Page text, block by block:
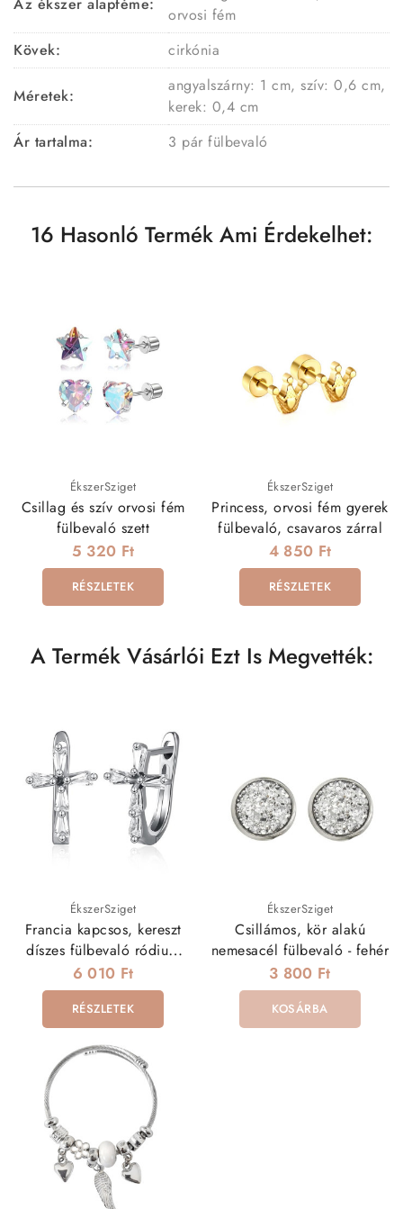
orvosi fém
Kövek:
cirkónia
Méretek:
angyalszárny: 1 cm, szív: 0,6 cm,
kerek: 0,4 cm
Ár tartalma:
3 pár fülbevaló
16 Hasonló Termék Ami Érdekelhet:
ÉkszerSziget
Csillag és szív orvosi fém
fülbevaló szett
5 320 Ft
RÉSZLETEK
ÉkszerSziget
Princess, orvosi fém gyerek
fülbevaló, csavaros zárral
4 850 Ft
RÉSZLETEK
A Termék Vásárlói Ezt Is Megvették:
ÉkszerSziget
Francia kapcsos, kereszt
díszes fülbevaló ródium
bevonattal
6 010 Ft
RÉSZLETEK
ÉkszerSziget
Csillámos, kör alakú
nemesacél fülbevaló - fehér
3 800 Ft
KOSÁRBA